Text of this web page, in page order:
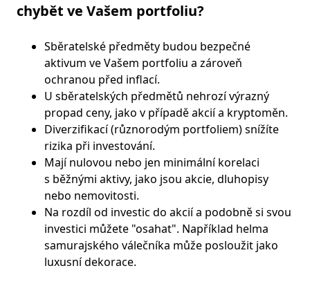
chybět ve Vašem portfoliu?
Sběratelské předměty budou bezpečné
aktivum ve Vašem portfoliu a zároveň
ochranou před inflací.
U sběratelských předmětů nehrozí výrazný
propad ceny, jako v případě akcií a kryptoměn.
Diverzifikací (různorodým portfoliem) snížíte
rizika při investování.
Mají nulovou nebo jen minimální korelaci
s běžnými aktivy, jako jsou akcie, dluhopisy
nebo nemovitosti.
Na rozdíl od investic do akcií a podobně si svou
investici můžete "osahat". Například helma
samurajského válečníka může posloužit jako
luxusní dekorace.